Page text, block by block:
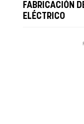
FABRICACIÓN
ELÉCTRICO